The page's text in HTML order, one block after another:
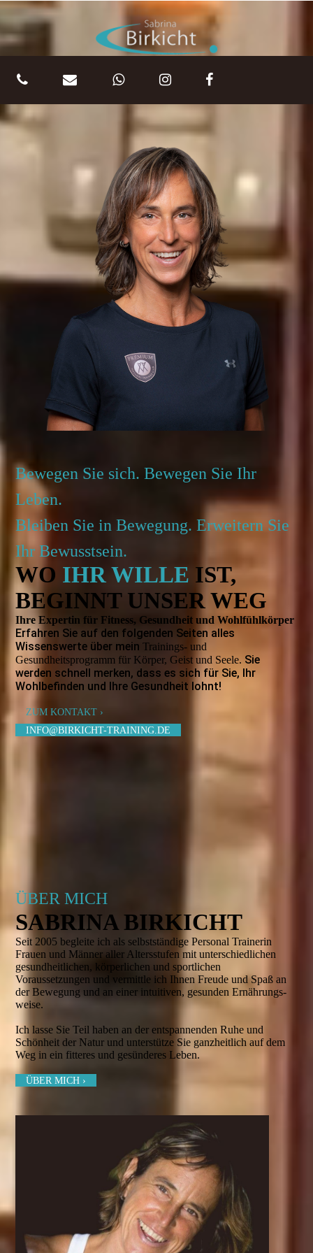
Bewegen Sie sich. Bewegen Sie Ihr
Leben.
Bleiben Sie in Bewegung. Erweitern Sie
Ihr Bewusstsein.
WO IHR WILLE IST,
BEGINNT UNSER WEG
Ihre Expertin für Fitness, Gesundheit und Wohlfühlkörper
Erfahren Sie auf den folgenden Seiten alles
Wissenswerte über mein Trainings- und
Gesundheitsprogramm für Körper, Geist und Seele. Sie
werden schnell merken, dass es sich für Sie, Ihr
Wohlbefinden und Ihre Gesundheit lohnt!
ZUM KONTAKT ›
INFO@BIRKICHT-TRAINING.DE
ÜBER MICH
SABRINA BIRKICHT
Seit 2005 begleite ich als selbstständige Personal Trainerin
Frauen und Männer aller Altersstufen mit unter­schiedlichen
gesundheitlichen, körperlichen und sportlichen
Voraussetzungen und ver­mittle ich Ihnen Freude und Spaß an
der Bewegung und an einer intuitiven, gesunden Ernäh­rungs­
weise.
Ich lasse Sie Teil haben an der entspannenden Ruhe und
Schönheit der Natur und unterstütze Sie ganzheitlich auf dem
Weg in ein fitteres und gesünderes Leben.
ÜBER MICH ›